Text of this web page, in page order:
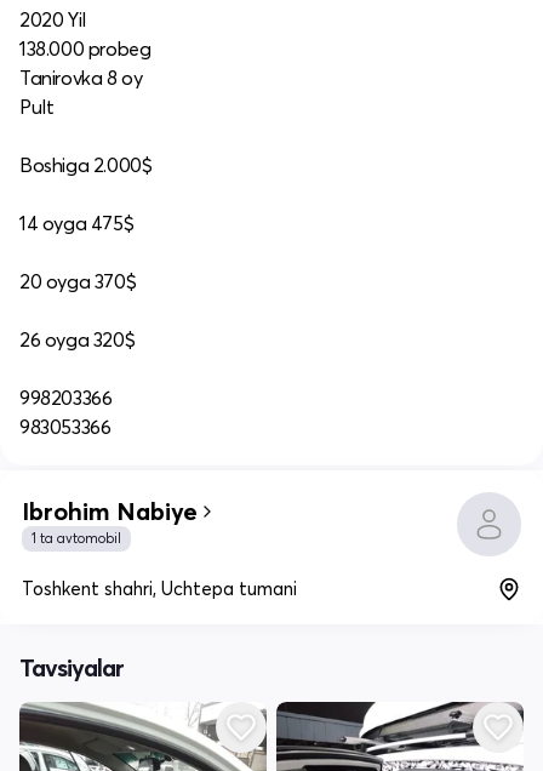
2020 Yil
138.000 probeg
Tanirovka 8 oy
Pult
Boshiga 2.000$
14 oyga 475$
20 oyga 370$
26 oyga 320$
998203366
983053366
Ibrohim Nabiye
1 ta avtomobil
Toshkent shahri, Uchtepa tumani
Tavsiyalar